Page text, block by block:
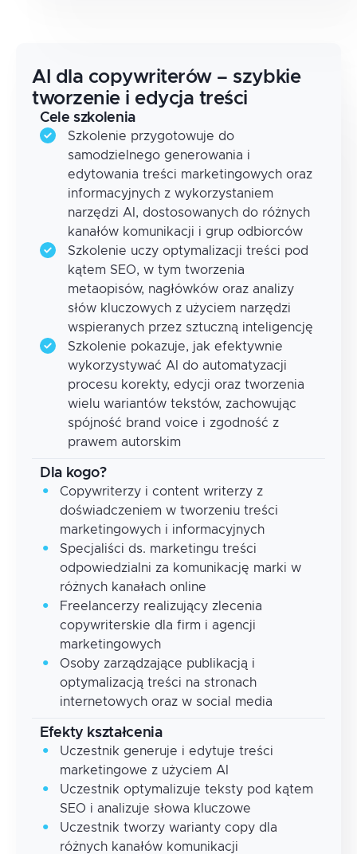
AI dla copywriterów – szybkie
tworzenie i edycja treści
Cele szkolenia
Szkolenie przygotowuje do
samodzielnego generowania i
edytowania treści marketingowych oraz
informacyjnych z wykorzystaniem
narzędzi AI, dostosowanych do różnych
kanałów komunikacji i grup odbiorców
Szkolenie uczy optymalizacji treści pod
kątem SEO, w tym tworzenia
metaopisów, nagłówków oraz analizy
słów kluczowych z użyciem narzędzi
wspieranych przez sztuczną inteligencję
Szkolenie pokazuje, jak efektywnie
wykorzystywać AI do automatyzacji
procesu korekty, edycji oraz tworzenia
wielu wariantów tekstów, zachowując
spójność brand voice i zgodność z
prawem autorskim
Dla kogo?
Copywriterzy i content writerzy z
doświadczeniem w tworzeniu treści
marketingowych i informacyjnych
Specjaliści ds. marketingu treści
odpowiedzialni za komunikację marki w
różnych kanałach online
Freelancerzy realizujący zlecenia
copywriterskie dla firm i agencji
marketingowych
Osoby zarządzające publikacją i
optymalizacją treści na stronach
internetowych oraz w social media
Efekty kształcenia
Uczestnik generuje i edytuje treści
marketingowe z użyciem AI
Uczestnik optymalizuje teksty pod kątem
SEO i analizuje słowa kluczowe
Uczestnik tworzy warianty copy dla
różnych kanałów komunikacji